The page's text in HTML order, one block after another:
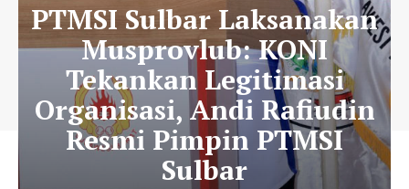
PTMSI Sulbar Laksanakan
Musprovlub: KONI
Tekankan Legitimasi
Organisasi, Andi Rafiudin
Resmi Pimpin PTMSI
Sulbar